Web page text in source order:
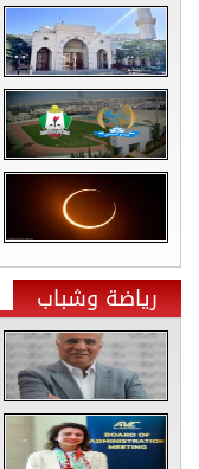
رياضة وشباب